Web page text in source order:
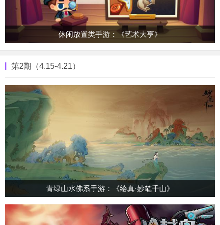
休闲放置类手游：《艺术大亨》
第2期（4.15-4.21）
青绿山水佛系手游：《绘真·妙笔千山》